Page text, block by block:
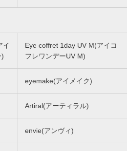
イ
)
Eye coffret 1day UV M(アイコ
フレワンデーUV M)
eyemake(アイメイク)
Artiral(アーティラル)
envie(アンヴィ)